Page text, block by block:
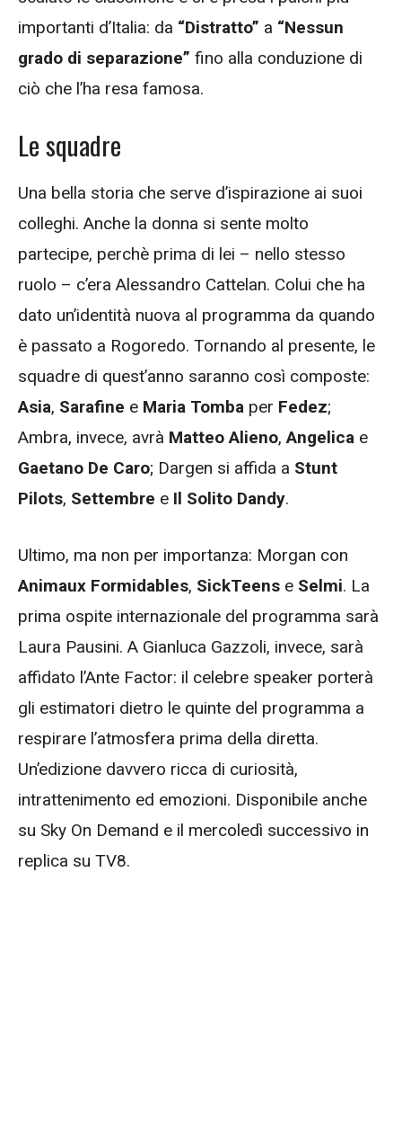
importanti d’Italia: da “Distratto” a “Nessun
grado di separazione” fino alla conduzione di
ciò che l’ha resa famosa.
Le squadre
Una bella storia che serve d’ispirazione ai suoi
colleghi. Anche la donna si sente molto
partecipe, perchè prima di lei – nello stesso
ruolo – c’era Alessandro Cattelan. Colui che ha
dato un’identità nuova al programma da quando
è passato a Rogoredo. Tornando al presente, le
squadre di quest’anno saranno così composte:
Asia, Sarafine e Maria Tomba per Fedez;
Ambra, invece, avrà Matteo Alieno,Angelica e
Gaetano De Caro; Dargen si affida a Stunt
Pilots, Settembre e Il Solito Dandy.
Ultimo, ma non per importanza: Morgan con
Animaux Formidables, SickTeens e Selmi. La
prima ospite internazionale del programma sarà
Laura Pausini. A Gianluca Gazzoli, invece, sarà
affidato l’Ante Factor: il celebre speaker porterà
gli estimatori dietro le quinte del programma a
respirare l’atmosfera prima della diretta.
Un’edizione davvero ricca di curiosità,
intrattenimento ed emozioni. Disponibile anche
su Sky On Demand e il mercoledì successivo in
replica su TV8.